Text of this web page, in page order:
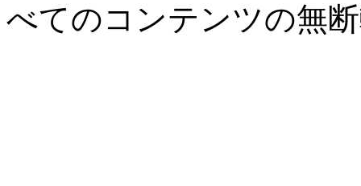
べてのコンテンツの無